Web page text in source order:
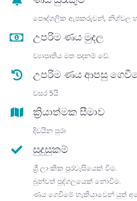
පෞද්ගලික ඇපකරුවන්, නිශ්චල
උපරිම ණය මුදල
ව්‍යාපෘතිය මත පදනම් වේ.
උපරිම ණය ආපසු
වසර 5යි
ක්‍රියාත්මක සීමාව
දිවයින පුරා
සුදුසුකම්
ශ්‍රී ලාංකික පුරවැසියෙක් වීම.
බුන්වත් පුද්ගලයෙක් නොවීම.
ණය ගෙවීමේ හැකියාවෙන් යුත්